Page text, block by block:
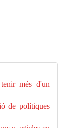
més d'un
de polítiques